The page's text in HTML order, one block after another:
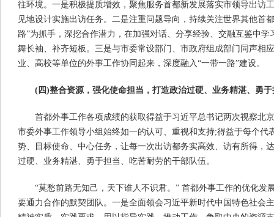
往环境。一是积极提质增效，聚焦服务首都新发展落实市领导出访
见地设计实施出访任务。二是注重问题导向，持续关注世界其他首
路”为抓手，深挖合作潜力，在加强对话、分享经验、交融互鉴中
舞长袖、补齐短板。三是与市委常设部门、市政府组成部门同声相
业、高校等单位的外事工作协同起来，深度融入“一带一路”建设。
(四)整合资源，强化使命担当，打造政治过硬、业务精湛、勇
首都外事工作各项成绩的获取得益于习近平总书记两次视察北
市委外事工作领导小组始终如一的认可、重视和支持;得益于每个代
势、目标使命、中心任务，让每一次出访都务实高效、访有所得，
过硬、业务精湛、勇于担当、吃苦耐劳的干部队伍。
“莫愁前路无知己，天下谁人不识君。” 首都外事工作的优化发
要通力合作的默契团队。一是全面领会习近平新时代中国特色社会